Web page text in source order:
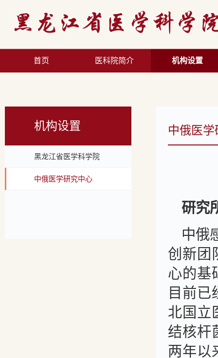
首页 医科院简介 机构设置
机构设置
黑龙江省医学科学院
中俄医学研究中心
中俄医
研究
中俄
创新团
心的基
目前
北国立
结核杆
两年以